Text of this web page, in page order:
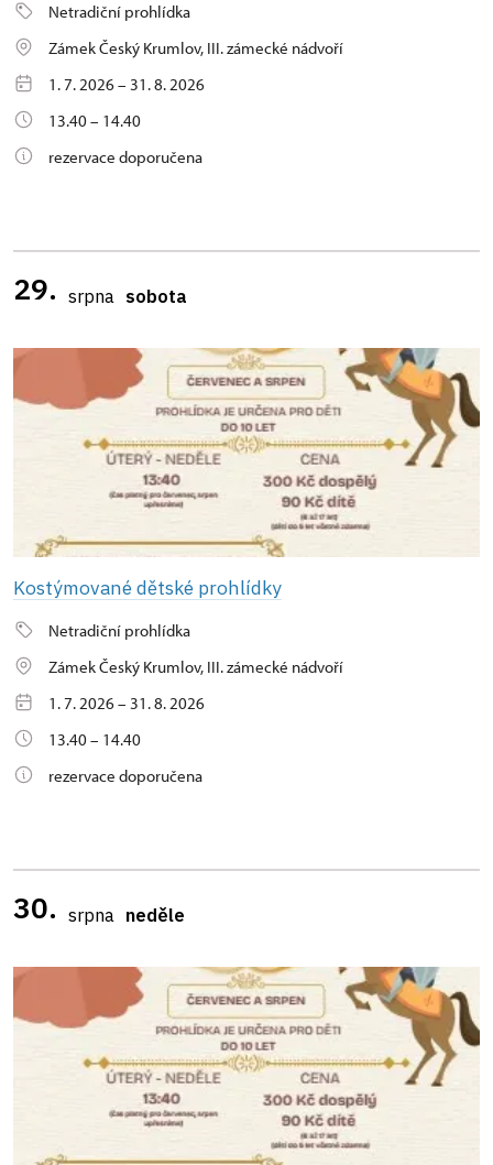
Netradiční prohlídka
Zámek Český Krumlov, III. zámecké nádvoří
1. 7. 2026 – 31. 8. 2026
13.40 – 14.40
rezervace doporučena
29. srpna sobota
Kostýmované dětské prohlídky
Netradiční prohlídka
Zámek Český Krumlov, III. zámecké nádvoří
1. 7. 2026 – 31. 8. 2026
13.40 – 14.40
rezervace doporučena
30. srpna neděle